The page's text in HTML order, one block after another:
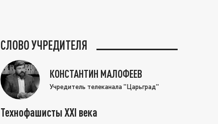
СЛОВО УЧРЕДИТЕЛЯ
КОНСТАНТИН МАЛОФЕЕВ
Учредитель телеканала "Царьград"
Технофашисты XXI века